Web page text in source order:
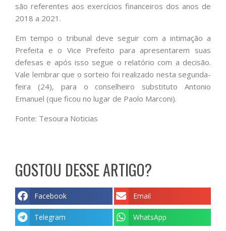
são referentes aos exercícios financeiros dos anos de
2018 a 2021.
Em tempo o tribunal deve seguir com a intimação a
Prefeita e o Vice Prefeito para apresentarem suas
defesas e após isso segue o relatório com a decisão.
Vale lembrar que o sorteio foi realizado nesta segunda-
feira (24), para o conselheiro substituto Antonio
Emanuel (que ficou no lugar de Paolo Marconi).
Fonte: Tesoura Noticias
GOSTOU DESSE ARTIGO?
Facebook Email
Telegram WhatsApp